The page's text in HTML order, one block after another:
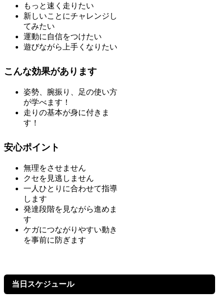
もっと速く走りたい
新しいことにチャレンジし
てみたい
運動に自信をつけたい
遊びながら上手くなりたい
こんな効果があります
姿勢、腕振り、足の使い方
が学べます！
走りの基本が身に付きま
す！
安心ポイント
無理をさせません
クセを見逃しません
一人ひとりに合わせて指導
します
発達段階を見ながら進めま
す
ケガにつながりやすい動き
を事前に防ぎます
当日スケジュール